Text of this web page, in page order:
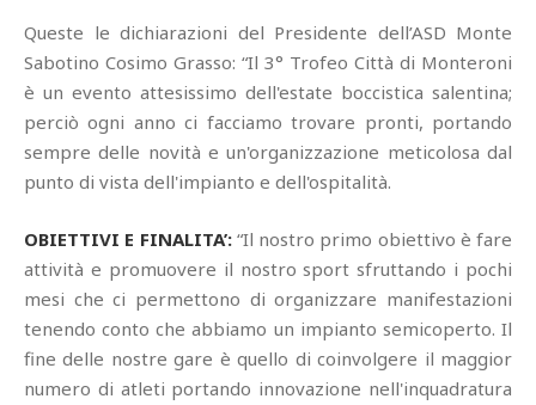
Queste le dichiarazioni del Presidente dell’ASD Monte
Sabotino Cosimo Grasso: “Il 3° Trofeo Città di Monteroni
è un evento attesissimo dell'estate boccistica salentina;
perciò ogni anno ci facciamo trovare pronti, portando
sempre delle novità e un'organizzazione meticolosa dal
punto di vista dell'impianto e dell'ospitalità.
OBIETTIVI E FINALITA’:“Il nostro primo obiettivo è fare
attività e promuovere il nostro sport sfruttando i pochi
mesi che ci permettono di organizzare manifestazioni
tenendo conto che abbiamo un impianto semicoperto. Il
fine delle nostre gare è quello di coinvolgere il maggior
numero di atleti portando innovazione nell'inquadratura